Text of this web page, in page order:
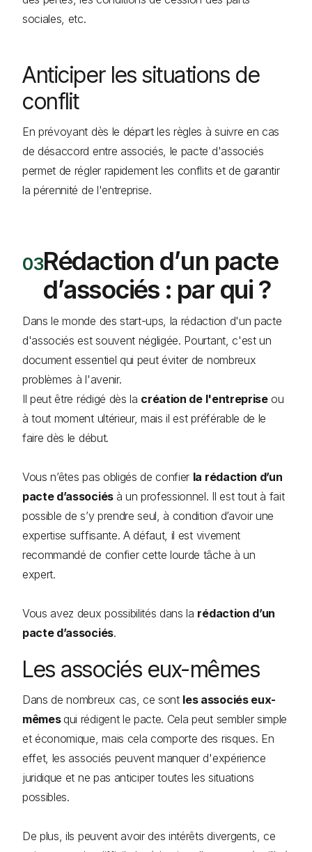
sociales, etc.
Anticiper les situations de
conflit
En prévoyant dès le départ les règles à suivre en cas
de désaccord entre associés, le pacte d'associés
permet de régler rapidement les conflits et de garantir
la pérennité de l'entreprise.
Rédaction d’un pacte
d’associés : par qui ?
Dans le monde des start-ups, la rédaction d'un pacte
d'associés est souvent négligée. Pourtant, c'est un
document essentiel qui peut éviter de nombreux
problèmes à l'avenir.
Il peut être rédigé dès la création de l'entrepriseou
à tout moment ultérieur, mais il est préférable de le
faire dès le début.
Vous n’êtes pas obligés de confier la rédaction d’un
pacte d’associés à un professionnel. Il est tout à fait
possible de s’y prendre seul, à condition d’avoir une
expertise suffisante. A défaut, il est vivement
recommandé de confier cette lourde tâche à un
expert.
Vous avez deux possibilités dans la rédaction d’un
pacte d’associés.
Les associés eux-mêmes
Dans de nombreux cas, ce sont les associés eux-
mêmesqui rédigent le pacte. Cela peut sembler simple
et économique, mais cela comporte des risques. En
effet, les associés peuvent manquer d'expérience
juridique et ne pas anticiper toutes les situations
possibles.
De plus, ils peuvent avoir des intérêts divergents, ce